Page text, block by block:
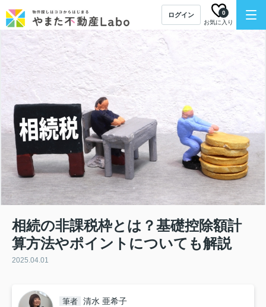
ログイン
お気に入り
0
相続の非課税枠とは？基礎控除額計
算方法やポイントについても解説
2025.04.01
筆者 清水 亜希子